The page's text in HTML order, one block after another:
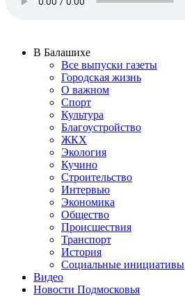
В Балашихе
Все выпуски газеты
Городская жизнь
О важном
Спорт
Культура
Благоустройство
ЖКХ
Экология
Кучино
Строительство
Интервью
Экономика
Общество
Происшествия
Транспорт
История
Социальные инициативы
Видео
Новости Подмосковья